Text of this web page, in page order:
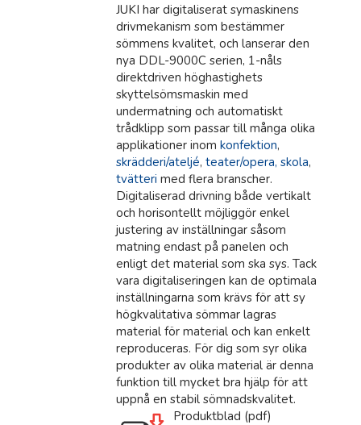
JUKI har digitaliserat symaskinens
drivmekanism som bestämmer
sömmens kvalitet, och lanserar den
nya DDL-9000C serien, 1-nåls
direktdriven höghastighets
skyttelsömsmaskin med
undermatning och automatiskt
trådklipp som passar till många olika
applikationer inom konfektion,
skrädderi/ateljé, teater/opera, skola,
tvätteri med flera branscher.
Digitaliserad drivning både vertikalt
och horisontellt möjliggör enkel
justering av inställningar såsom
matning endast på panelen och
enligt det material som ska sys. Tack
vara digitaliseringen kan de optimala
inställningarna som krävs för att sy
högkvalitativa sömmar lagras
material för material och kan enkelt
reproduceras. För dig som syr olika
produkter av olika material är denna
funktion till mycket bra hjälp för att
uppnå en stabil sömnadskvalitet.
Produktblad (pdf)